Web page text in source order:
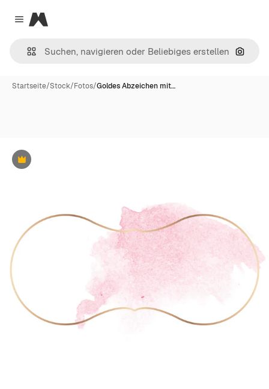
Close menu
Magnific
Nach
Startseite/Stock/Fotos/Goldes Abzeichen mit…
Premium